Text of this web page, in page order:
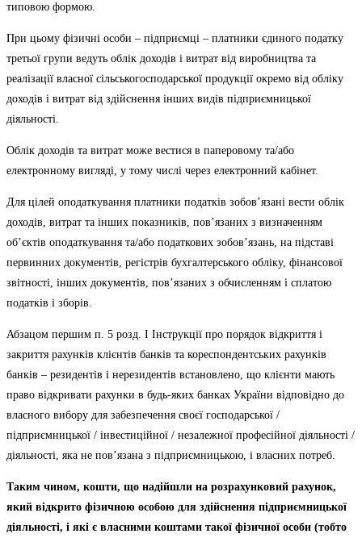
типовою формою.
При цьому фізичні особи – підприємці – платники єдиного податку
третьої групи ведуть облік доходів і витрат від виробництва та
реалізації власної сільськогосподарської продукції окремо від обліку
доходів і витрат від здійснення інших видів підприємницької
діяльності.
Облік доходів та витрат може вестися в паперовому та/або
електронному вигляді, у тому числі через електронний кабінет.
Для цілей оподаткування платники податків зобов’язані вести облік
доходів, витрат та інших показників, пов’язаних з визначенням
об’єктів оподаткування та/або податкових зобов’язань, на підставі
первинних документів, регістрів бухгалтерського обліку, фінансової
звітності, інших документів, пов’язаних з обчисленням і сплатою
податків і зборів.
Абзацом першим п. 5 розд. I Інструкції про порядок відкриття і
закриття рахунків клієнтів банків та кореспондентських рахунків
банків – резидентів і нерезидентів встановлено, що клієнти мають
право відкривати рахунки в будь-яких банках України відповідно до
власного вибору для забезпечення своєї господарської /
підприємницької / інвестиційної / незалежної професійної діяльності /
діяльності, яка не пов’язана з підприємницькою, і власних потреб.
Таким чином, кошти, що надійшли на розрахунковий рахунок,
який відкрито фізичною особою для здійснення підприємницької
діяльності, і які є власними коштами такої фізичної особи (тобто